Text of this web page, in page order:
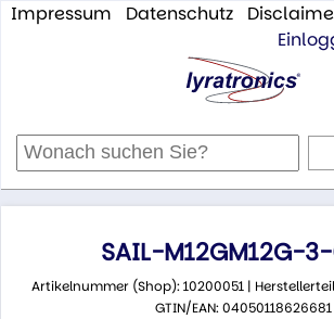
Impressum Datenschutz
SAIL-M12GM12G-
Artikelnummer (Shop): 10200051 |
GTIN/EAN: 04050118626681